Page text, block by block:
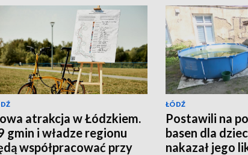
atrakcja w Łódzkiem.
gmin i władze regionu
współpracować przy
ŁÓDŹ
Postawili na
basen dla
nakazał jego